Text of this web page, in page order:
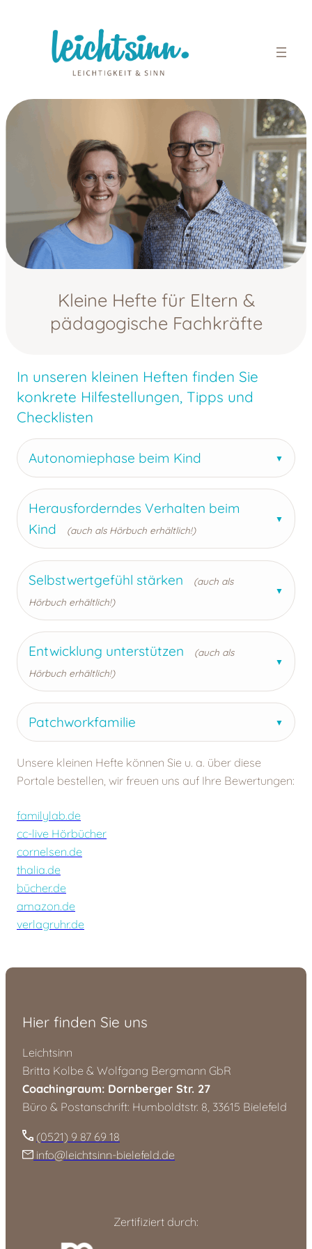
Kleine Hefte für Eltern &
pädagogische Fachkräfte
In unseren kleinen Heften finden Sie
konkrete Hilfestellungen, Tipps und
Checklisten
Autonomiephase beim Kind
Herausforderndes Verhalten beim
Kind
(auch als Hörbuch erhältlich!)
Selbstwertgefühl stärken
(auch als
Hörbuch erhältlich!)
Entwicklung unterstützen
(auch als
Hörbuch erhältlich!)
Patchworkfamilie
Unsere kleinen Hefte können Sie u. a. über diese
Portale bestellen, wir freuen uns auf Ihre Bewertungen:
familylab.de
cc-live Hörbücher
cornelsen.de
thalia.de
bücher.de
amazon.de
verlagruhr.de
Hier finden Sie uns
Leichtsinn
Britta Kolbe & Wolfgang Bergmann GbR
Coachingraum: Dornberger Str. 27
Büro & Postanschrift: Humboldtstr. 8, 33615 Bielefeld
(0521) 9 87 69 18
info@leichtsinn-bielefeld.de
Zertifiziert durch: